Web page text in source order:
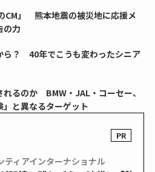
CM」 熊本地震の被災地に応援メ
の力
ら？ 40年でこうも変わったシニア
れるのか BMW・JAL・コーセー、
と異なるターゲット
ティアインターナショナル